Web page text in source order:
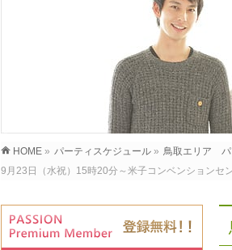
HOME » パーティスケジュール » 鳥取エリア パ
9月23日（水祝）15時20分～米子コンベンション